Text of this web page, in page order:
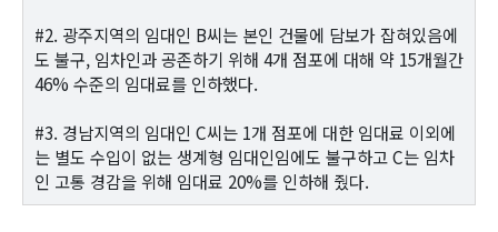
#2. 광주지역의 임대인 B씨는 본인 건물에 담보가 잡혀있음에
도 불구, 임차인과 공존하기 위해 4개 점포에 대해 약 15개월간
46% 수준의 임대료를 인하했다.
#3. 경남지역의 임대인 C씨는 1개 점포에 대한 임대료 이외에
는 별도 수입이 없는 생계형 임대인임에도 불구하고 C는 임차
인 고통 경감을 위해 임대료 20%를 인하해 줬다.